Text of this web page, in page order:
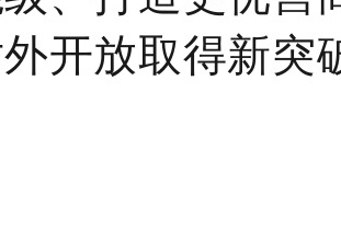
开放取得新突